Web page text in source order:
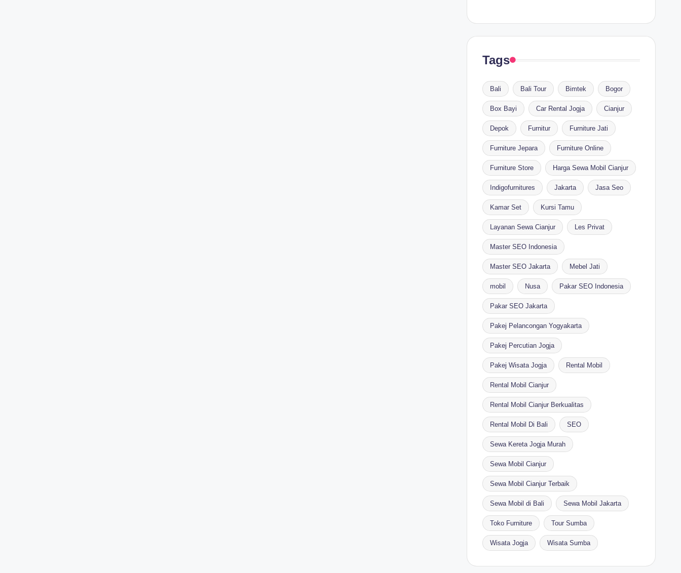
Tags
Bali Bali Tour Bimtek Bogor
Box Bayi Car Rental Jogja Cianjur
Depok Furnitur Furniture Jati
Furniture Jepara Furniture Online
Furniture Store Harga Sewa Mobil Cianjur
Indigofurnitures Jakarta Jasa Seo
Kamar Set Kursi Tamu
Layanan Sewa Cianjur Les Privat
Master SEO Indonesia
Master SEO Jakarta Mebel Jati
mobil Nusa Pakar SEO Indonesia
Pakar SEO Jakarta
Pakej Pelancongan Yogyakarta
Pakej Percutian Jogja
Pakej Wisata Jogja Rental Mobil
Rental Mobil Cianjur
Rental Mobil Cianjur Berkualitas
Rental Mobil Di Bali SEO
Sewa Kereta Jogja Murah
Sewa Mobil Cianjur
Sewa Mobil Cianjur Terbaik
Sewa Mobil di Bali Sewa Mobil Jakarta
Toko Furniture Tour Sumba
Wisata Jogja Wisata Sumba